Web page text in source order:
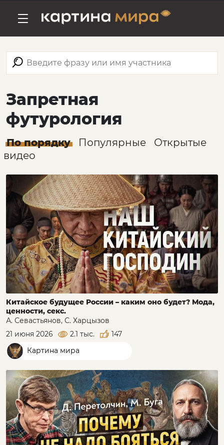
Запретная
футурология
По порядку Популярные
Открытые
видео
Китайское будущее России – каким оно будет? Мода,
ценности, секс.
А. Севастьянов, С. Харцызов
21 июня 2026
2.1 тыс.
147
Картина мира